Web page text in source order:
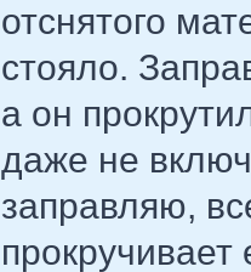
отснятого
стояло.
а он
даже не
заправляю,